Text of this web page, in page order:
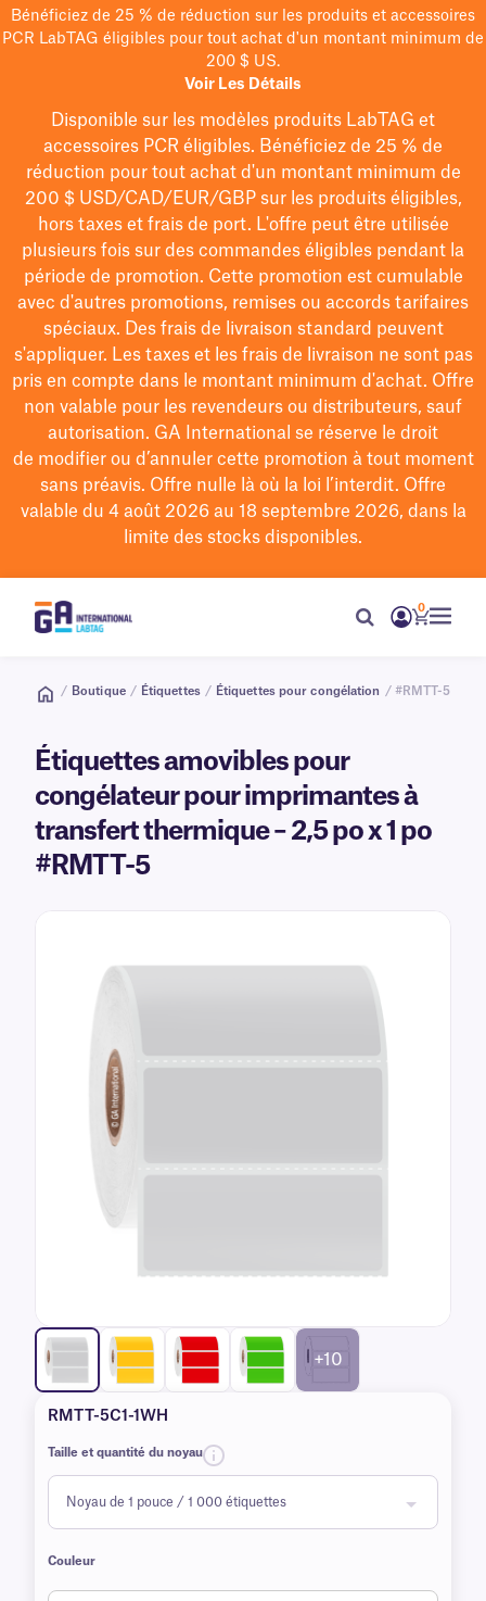
Bénéficiez de 25 % de réduction sur les produits et accessoires
PCR LabTAG éligibles pour tout achat d'un montant minimum de
200 $ US.
Voir Les Détails
Disponible sur les modèles produits LabTAG et
accessoires PCR éligibles. Bénéficiez de 25 % de
réduction pour tout achat d'un montant minimum de
200 $USD/CAD/EUR/GBPsur les produits éligibles,
hors taxes et frais de port. L'offre peut être utilisée
plusieurs fois sur des commandes éligibles pendant la
période de promotion. Cette promotion est cumulable
avec d'autres promotions, remises ou accords tarifaires
spéciaux. Des frais de livraison standard peuvent
s'appliquer. Les taxes et les frais de livraison ne sont pas
pris en compte dans le montant minimum d'achat. Offre
non valable pour les revendeurs ou distributeurs, sauf
autorisation. GA International se réserve le droit
de modifierou d’annuler cette promotion à tout moment
sans préavis. Offre nulle là où la loi l’interdit. Offre
valable du 4 août 2026 au 18 septembre 2026, dans la
limite des stocks disponibles.
0
/ Boutique / Étiquettes / Étiquettes pour congélation / #RMTT-5
Étiquettes amovibles pour
congélateur pour imprimantes à
transfert thermique – 2,5 po x 1 po
#RMTT-5
+10
RMTT-5C1-1WH
Taille et quantité du noyau
Couleur